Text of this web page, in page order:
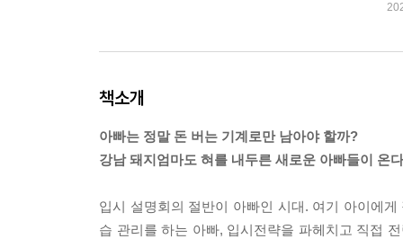
책소개
아빠는 정말 돈 버는 기계로만 남아야 할까?
강남 돼지엄마도 혀를 내두른 새로운 아빠들이 온
입시 설명회의 절반이 아빠인 시대. 여기 아이에
습 관리를 하는 아빠, 입시전략을 파헤치고 직접